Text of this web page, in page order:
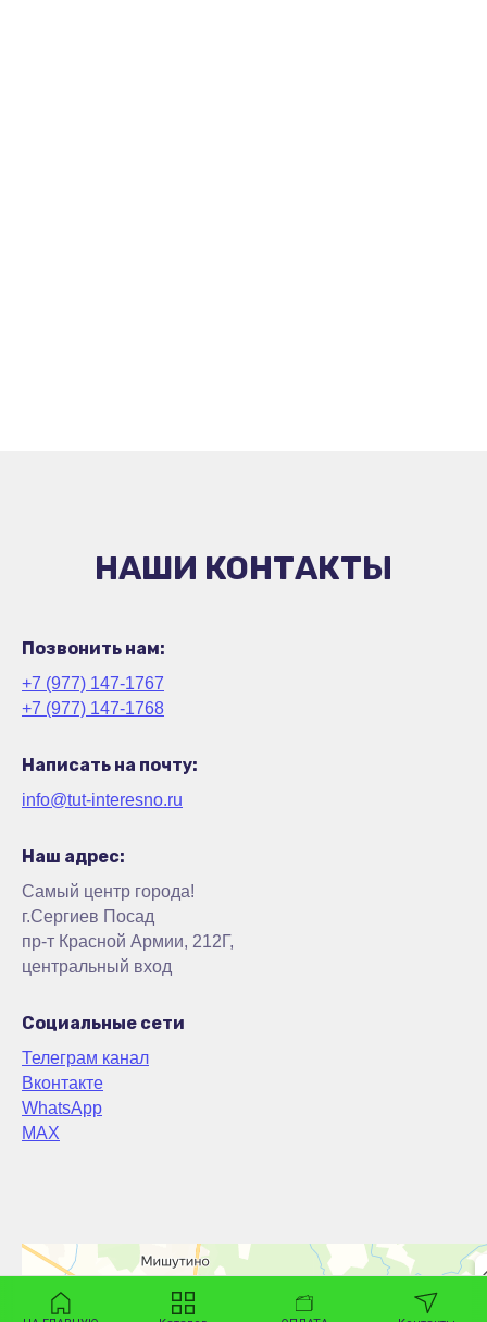
НАШИ КОНТАКТЫ
Позвонить нам:
+7 (977) 147-1767
+7 (977) 147-1768
Написать на почту:
info@tut-interesno.ru
Наш адрес:
Самый центр города!
г.Сергиев Посад
пр-т Красной Армии, 212Г,
центральный вход
Социальные сети
Телеграм канал
Вконтакте
WhatsApp
MAX